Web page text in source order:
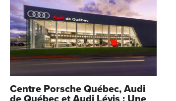
Centre Porsche Québec, Audi